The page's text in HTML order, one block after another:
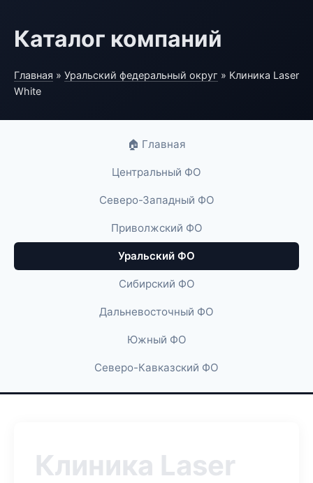
Каталог компаний
Главная » Уральский федеральный округ » Клиника Laser
White
🏠 Главная
Центральный ФО
Северо-Западный ФО
Приволжский ФО
Уральский ФО
Сибирский ФО
Дальневосточный ФО
Южный ФО
Северо-Кавказский ФО
Клиника Laser